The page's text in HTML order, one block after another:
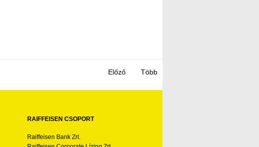
RAIFFEISEN CSOPORT
Raiffeisen Bank Zrt.